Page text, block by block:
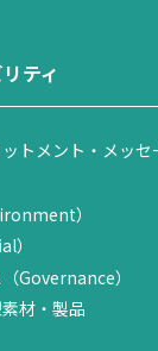
ティ
トメント・メッセ
）
）
Governance）
材・製品